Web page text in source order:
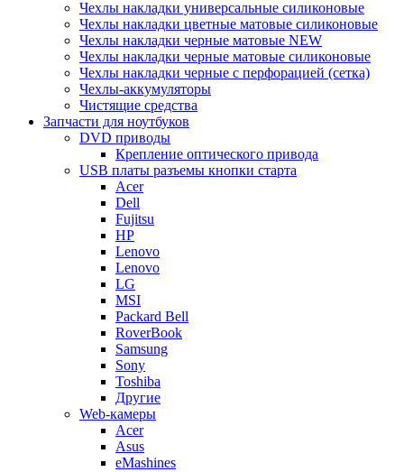
Чехлы накладки универсальные силиконовые
Чехлы накладки цветные матовые силиконовые
Чехлы накладки черные матовые NEW
Чехлы накладки черные матовые силиконовые
Чехлы накладки черные с перфорацией (сетка)
Чехлы-аккумуляторы
Чистящие средства
Запчасти для ноутбуков
DVD приводы
Крепление оптического привода
USB платы разъемы кнопки старта
Acer
Dell
Fujitsu
HP
Lenovo
Lenovo
LG
MSI
Packard Bell
RoverBook
Samsung
Sony
Toshiba
Другие
Web-камеры
Acer
Asus
eMashines